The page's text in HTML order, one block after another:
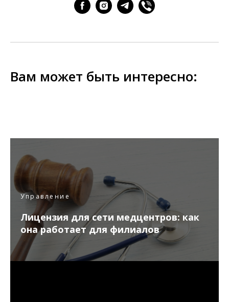
Вам может быть интересно:
Управление
Лицензия для сети медцентров: как
она работает для филиалов